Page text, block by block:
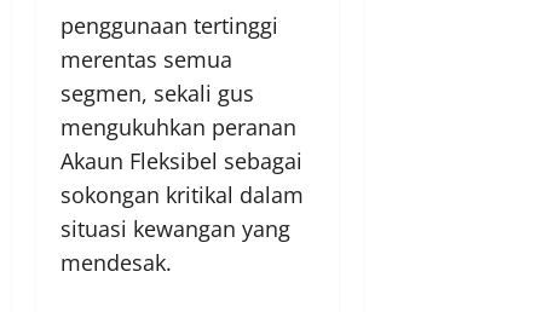
penggunaan tertinggi
merentas semua
segmen, sekali gus
mengukuhkan peranan
Akaun Fleksibel sebagai
sokongan kritikal dalam
situasi kewangan yang
mendesak.